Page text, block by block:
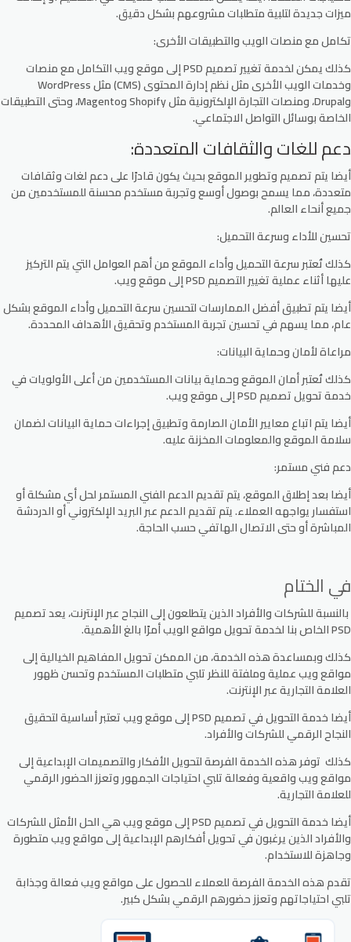
ميزات جديدة لتلبية متطلبات مشروعهم بشكل دقيق.
تكامل مع منصات الويب والتطبيقات الأخرى:
كذلك يمكن لخدمة تغيير تصميم PSD إلى موقع ويب التكامل مع منصات
وخدمات الويب الأخرى مثل نظم إدارة المحتوى (CMS) مثل WordPress
وDrupal، ومنصات التجارة الإلكترونية مثل Shopify وMagento، وحتى التطبيقات
الخاصة بوسائل التواصل الاجتماعي.
دعم للغات والثقافات المتعددة:
أيضا يتم تصميم وتطوير الموقع بحيث يكون قادرًا على دعم لغات وثقافات
متعددة، مما يسمح بوصول أوسع وتجربة مستخدم محسنة للمستخدمين من
جميع أنحاء العالم.
تحسين للأداء وسرعة التحميل:
كذلك تُعتبر سرعة التحميل وأداء الموقع من أهم العوامل التي يتم التركيز
عليها أثناء عملية تغيير التصميم PSD إلى موقع ويب.
أيضا يتم تطبيق أفضل الممارسات لتحسين سرعة التحميل وأداء الموقع بشكل
عام، مما يسهم في تحسين تجربة المستخدم وتحقيق الأهداف المحددة.
مراعاة لأمان وحماية البيانات:
كذلك تُعتبر أمان الموقع وحماية بيانات المستخدمين من أعلى الأولويات في
خدمة تحويل تصميم PSD إلى موقع ويب.
أيضا يتم اتباع معايير الأمان الصارمة وتطبيق إجراءات حماية البيانات لضمان
سلامة الموقع والمعلومات المخزنة عليه.
دعم فني مستمر:
أيضا بعد إطلاق الموقع، يتم تقديم الدعم الفني المستمر لحل أي مشكلة أو
استفسار يواجهه العملاء. يتم تقديم الدعم عبر البريد الإلكتروني أو الدردشة
المباشرة أو حتى الاتصال الهاتفي حسب الحاجة.
في الختام
بالنسبة للشركات والأفراد الذين يتطلعون إلى النجاح عبر الإنترنت، يعد تصميم
PSD الخاص بنا لخدمة تحويل مواقع الويب أمرًا بالغ الأهمية.
كذلك وبمساعدة هذه الخدمة، من الممكن تحويل المفاهيم الخيالية إلى
مواقع ويب عملية وملفتة للنظر تلبي متطلبات المستخدم وتحسن ظهور
العلامة التجارية عبر الإنترنت.
أيضا خدمة التحويل في تصميم PSD إلى موقع ويب تعتبر أساسية لتحقيق
النجاح الرقمي للشركات والأفراد.
كذلك توفر هذه الخدمة الفرصة لتحويل الأفكار والتصميمات الإبداعية إلى
مواقع ويب واقعية وفعالة تلبي احتياجات الجمهور وتعزز الحضور الرقمي
للعلامة التجارية.
أيضا خدمة التحويل في تصميم PSD إلى موقع ويب هي الحل الأمثل للشركات
والأفراد الذين يرغبون في تحويل أفكارهم الإبداعية إلى مواقع ويب متطورة
وجاهزة للاستخدام.
تقدم هذه الخدمة الفرصة للعملاء للحصول على مواقع ويب فعالة وجذابة
تلبي احتياجاتهم وتعزز حضورهم الرقمي بشكل كبير.